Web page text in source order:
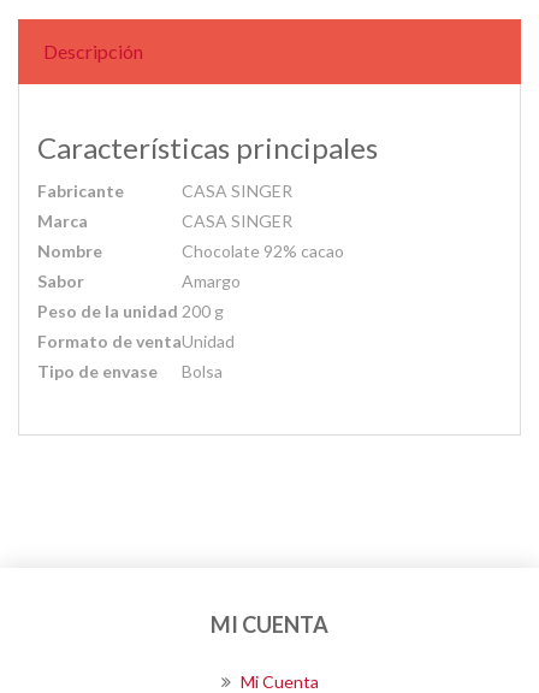
Descripción
Características principales
Fabricante
CASA SINGER
Marca
CASA SINGER
Nombre
Chocolate 92% cacao
Sabor
Amargo
Peso de la unidad 200 g
Formato de ventaUnidad
Tipo de envase
Bolsa
MI CUENTA
Mi Cuenta